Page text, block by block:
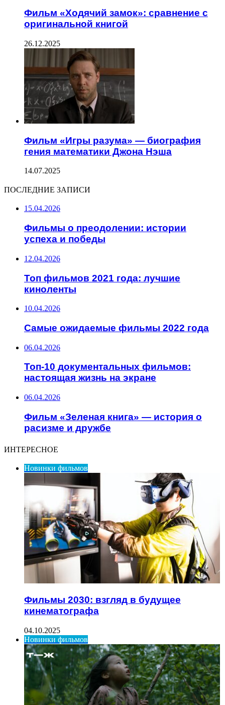
Фильм «Ходячий замок»: сравнение с
оригинальной книгой
26.12.2025
Фильм «Игры разума» — биография
гения математики Джона Нэша
14.07.2025
ПОСЛЕДНИЕ ЗАПИСИ
15.04.2026
Фильмы о преодолении: истории
успеха и победы
12.04.2026
Топ фильмов 2021 года: лучшие
киноленты
10.04.2026
Самые ожидаемые фильмы 2022 года
06.04.2026
Топ-10 документальных фильмов:
настоящая жизнь на экране
06.04.2026
Фильм «Зеленая книга» — история о
расизме и дружбе
ИНТЕРЕСНОЕ
Новинки фильмов
Фильмы 2030: взгляд в будущее
кинематографа
04.10.2025
Новинки фильмов